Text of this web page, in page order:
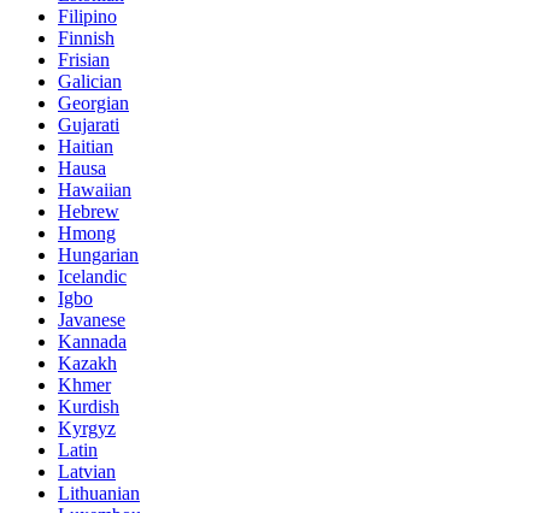
Filipino
Finnish
Frisian
Galician
Georgian
Gujarati
Haitian
Hausa
Hawaiian
Hebrew
Hmong
Hungarian
Icelandic
Igbo
Javanese
Kannada
Kazakh
Khmer
Kurdish
Kyrgyz
Latin
Latvian
Lithuanian